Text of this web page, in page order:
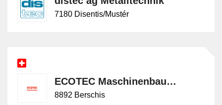
7180 Disentis/Mustér
ECOTEC Maschinenbau AG
8892 Berschis